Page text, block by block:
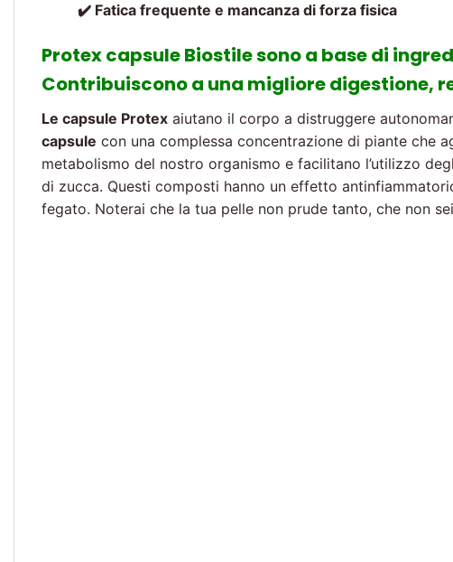
✔️ Fatica frequente e mancanza di forza fisica
Protex capsule Biostile sono a base di
Contribuiscono a una migliore digestione,
Le capsule Protex aiutano il corpo a distruggere
capsule con una complessa concentrazione di piante che
metabolismo del nostro organismo e facilitano l’utilizzo
di zucca. Questi composti hanno un effetto
fegato. Noterai che la tua pelle non prude tanto, che non